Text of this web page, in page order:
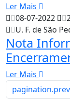
Ler Mais
08-07-2022
U. F. de São
Nota
Ler Mais